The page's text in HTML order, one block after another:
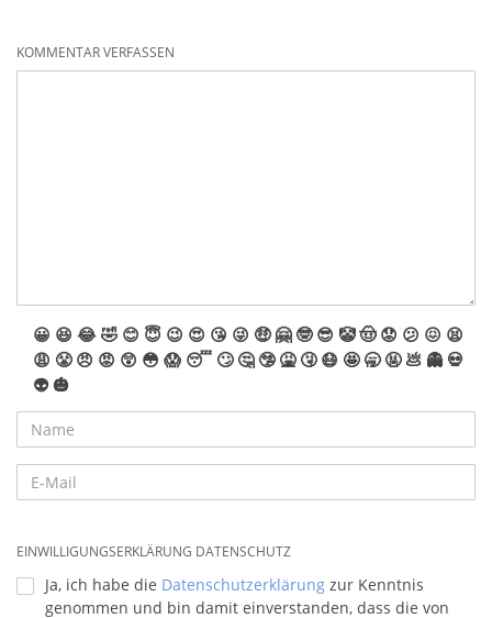
KOMMENTAR VERFASSEN
😀 😆 😂🤣 😊 😇 😉 😍 😘 😜 🤑 🤗 🤓 😎 🤡🤠 😟 😕 😖 😫
😩 😤 😠 😡 😲 😳 😱 😴 🙄 🤔 🤥 🤮 🤧 😷 🤩 🥱 🤬 💩 👻 💀
👽 🎃
EINWILLIGUNGSERKLÄRUNG DATENSCHUTZ
Ja, ich habe die Datenschutzerklärung zur Kenntnis
genommen und bin damit einverstanden, dass die von